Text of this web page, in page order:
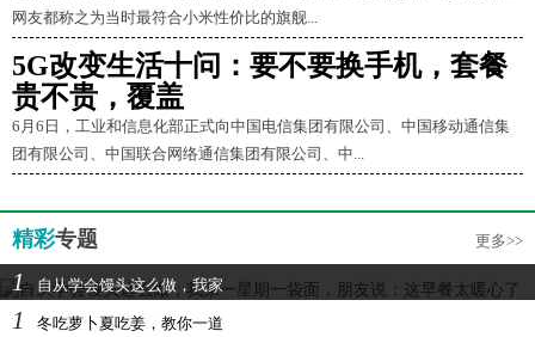
网友都称之为当时最符合小米性价比的旗舰...
5G改变生活十问：要不要换手机，套餐
贵不贵，覆盖
6月6日，工业和信息化部正式向中国电信集团有限公司、中国移动通信集
团有限公司、中国联合网络通信集团有限公司、中...
精彩专题 更多>>
1 自从学会馒头这么做，我家
1 冬吃萝卜夏吃姜，教你一道